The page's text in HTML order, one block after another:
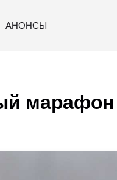
АНОНСЫ
марафон